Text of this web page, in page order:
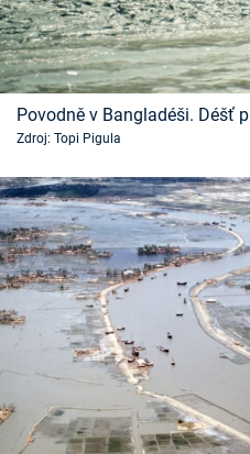
Pořady
TV Program
Časopis
Sledujte prima+
Přihlášení
Sledujte nás
Povodně v Bangladéši. Déšť
Zdroj: Topi Pigula